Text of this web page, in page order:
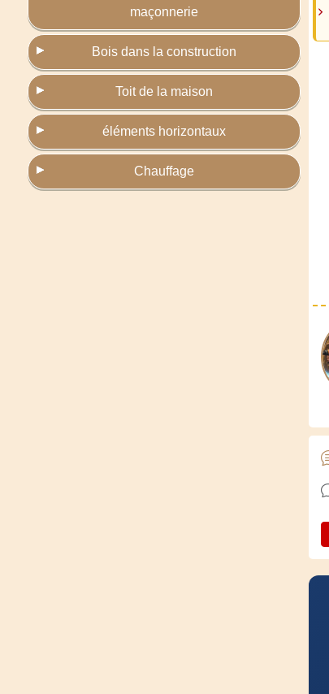
maçonnerie
Bois dans la construction
Toit de la maison
éléments horizontaux
Chauffage